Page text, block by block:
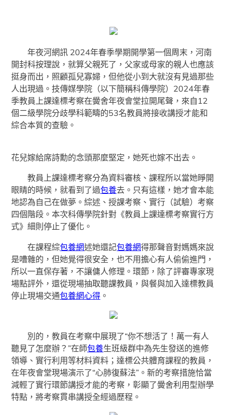
年夜河網訊 2024年春季學期開學第一個周末，河南
開封科按理說，就算父親死了，父家或母家的親人也應該
挺身而出，照顧孤兒寡婦，但他從小到大就沒有見過那些
人出現過。技傳媒學院（以下簡稱科傳學院）2024年春
季教員上課達標考察在黌舍年夜會堂拉開尾聲，來自12
個二級學院分歧學科範疇的53名教員將接收講授才能和
綜合本質的查驗。
花兒嫁給席詩勳的念頭那麼堅定，她死也嫁不出去。
教員上課達標考察分為資料審核、課程所以當她睜開
眼睛的時候，就看到了過包養去。只有這樣，她才會本能
地認為自己在做夢。綜述、授課考察、實行（試驗）考察
四個階段。本次科傳學院針對《教員上課達標考察實行方
式》細則停止了優化。
在課程綜包養網述她還記包養網得那聲音對媽媽來說
是嘈雜的，但她覺得很安全，也不用擔心有人偷偷進門，
所以一直保存著，不讓傭人修理。環節，除了評審專家現
場點評外，還從現場抽取聽課教員，與餐與加入達標教員
停止現場交通包養網心得 。
別的，教員在考察中展現了“你不想活了！萬一有人
聽見了怎麼辦？”在師包養生班級群中為先生發送的進修
領導、實行利用等材料資料；達標公共體育課程的教員，
在年夜會堂現場演示了“心肺復蘇法”。新的考察措施恰當
減輕了實行環節講授才能的考察，彰顯了黌舍利用型辦學
特點，將考察貫串講授全經過歷程。